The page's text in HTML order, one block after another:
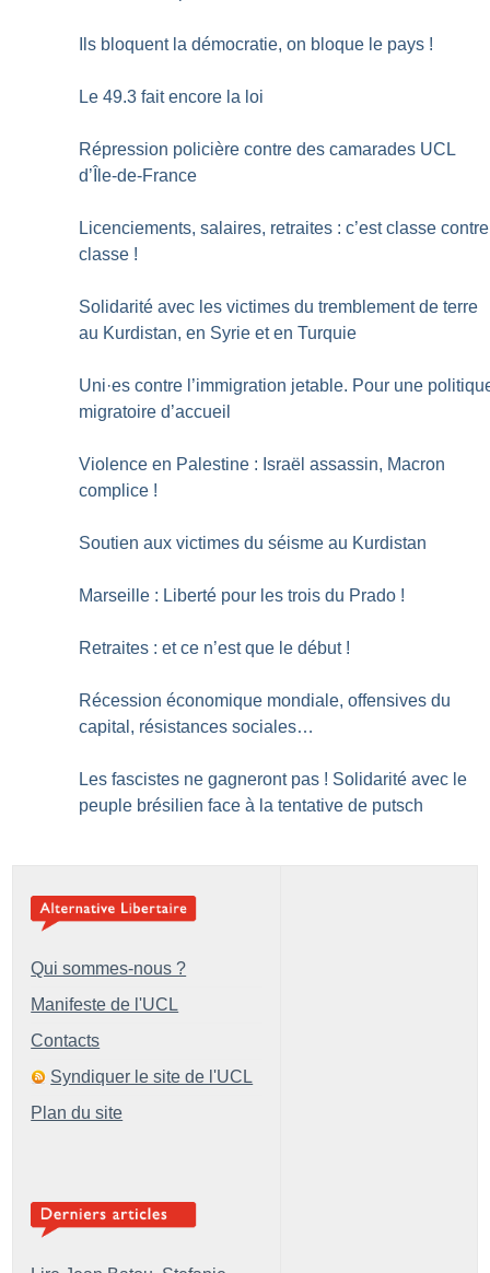
Ils bloquent la démocratie, on bloque le pays !
Le 49.3 fait encore la loi
Répression policière contre des camarades UCL
d’Île-de-France
Licenciements, salaires, retraites : c’est classe contre
classe !
Solidarité avec les victimes du tremblement de terre
au Kurdistan, en Syrie et en Turquie
Uni·es contre l’immigration jetable. Pour une
migratoire d’accueil
Violence en Palestine : Israël assassin, Macron
complice !
Soutien aux victimes du séisme au Kurdistan
Marseille : Liberté pour les trois du Prado !
Retraites : et ce n’est que le début !
Récession économique mondiale, offensives du
capital, résistances sociales…
Les fascistes ne gagneront pas ! Solidarité avec le
peuple brésilien face à la tentative de putsch
Qui sommes-nous ?
Manifeste de l'UCL
Contacts
Syndiquer le site de l'UCL
Plan du site